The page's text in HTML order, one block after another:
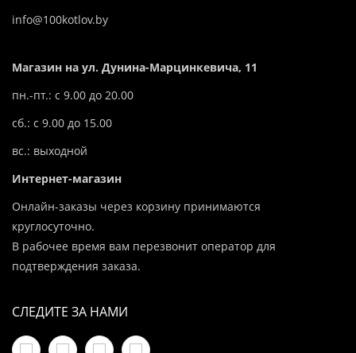
info@100kotlov.by
Магазин на ул. Дунина-Марцинкевича, 11
пн.-пт.: с 9.00 до 20.00
сб.: с 9.00 до 15.00
вс.: выходной
Интернет-магазин
Онлайн-заказы через корзину принимаются
круглосуточно.
В рабочее время вам перезвонит оператор для
подтверждения заказа.
СЛЕДИТЕ ЗА НАМИ